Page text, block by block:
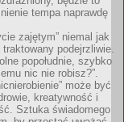
tempa naprawdę
zajętym” niemal jak
podejrzliwie.
popołudnie, szybko
nic nie robisz?”.
może być
kreatywność i
Sztuka świadomego